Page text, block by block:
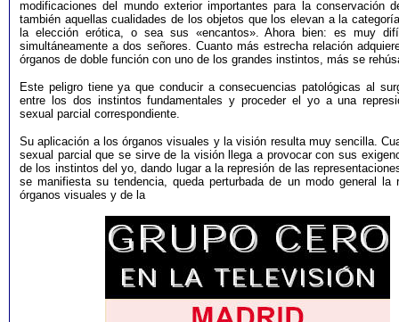
modificaciones del mundo exterior importantes para la conservación
también aquellas cualidades de los objetos que los elevan a la
la elección erótica, o sea sus «encantos». Ahora bien: es muy
simultáneamente a dos señores. Cuanto más estrecha relación
órganos de doble función con uno de los grandes instintos, más se
Este peligro tiene ya que conducir a consecuencias patológicas al
entre los dos instintos fundamentales y proceder el yo a una
sexual parcial correspondiente.
Su aplicación a los órganos visuales y la visión resulta muy sencilla.
sexual parcial que se sirve de la visión llega a provocar con sus
de los instintos del yo, dando lugar a la represión de las
se manifiesta su tendencia, queda perturbada de un modo general la
órganos visuales y de la